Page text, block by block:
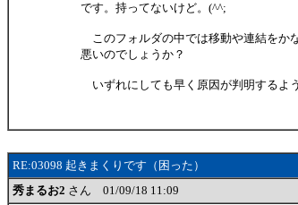
です。持ってないけど。(^^;
このフォルダの中では移動や連結をか
悪いのでしょうか？
いずれにしても早く原因が判明するよ
RE:03098 起きまくりです（困った）
秀まるお2 さん 01/09/18 11:09